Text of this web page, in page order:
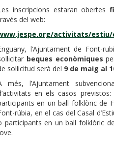
inscripcions estaran obertes
del web:
activitats/
l’Ajuntament de Font-
beques econòmiques
sol·licitud serà del 9 de maig al
més, l’Ajuntament
en els casos
en un ball folklòric de
rúbia, en el cas del Casal
participants en un ball folklòric